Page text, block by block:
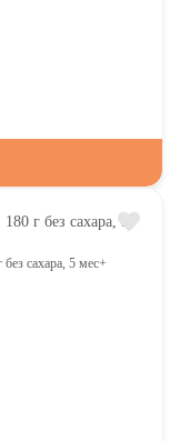
сахара, 5 мес+